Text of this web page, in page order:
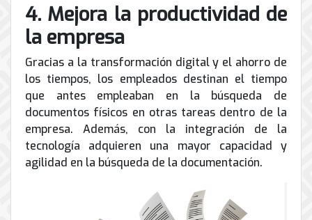
4. Mejora la productividad de
la empresa
Gracias a la transformación digital y el ahorro de
los tiempos, los empleados destinan el tiempo
que antes empleaban en la búsqueda de
documentos físicos en otras tareas dentro de la
empresa. Además, con la integración de la
tecnología adquieren una mayor capacidad y
agilidad en la búsqueda de la documentación.